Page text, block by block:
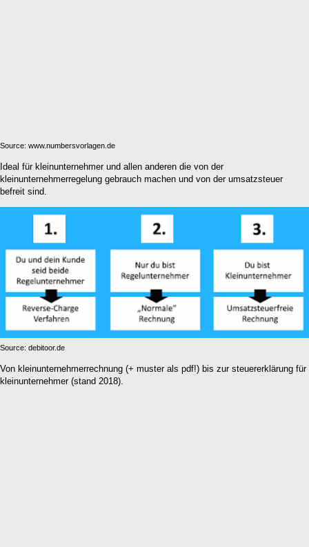
Source: www.numbersvorlagen.de
Ideal für kleinunternehmer und allen anderen die von der
kleinunternehmerregelung gebrauch machen und von der umsatzsteuer
befreit sind.
Source: debitoor.de
Von kleinunternehmerrechnung (+ muster als pdf!) bis zur steuererklärung für
kleinunternehmer (stand 2018).